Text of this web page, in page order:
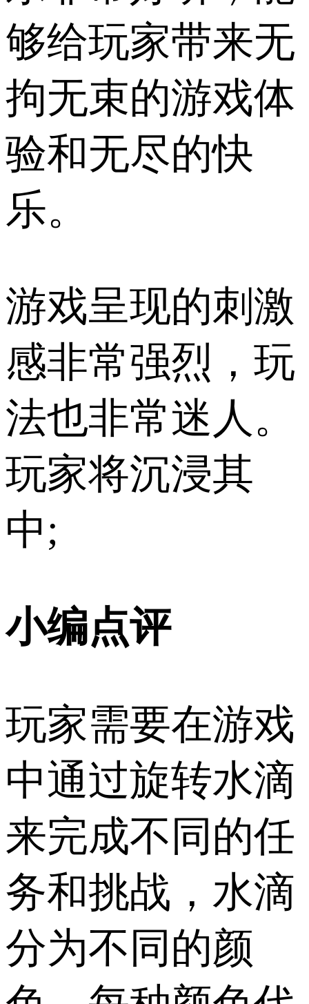
够给玩家带来无
拘无束的游戏体
验和无尽的快
乐。
游戏呈现的刺激
感非常强烈，玩
法也非常迷人。
玩家将沉浸其
中;
小编点评
玩家需要在游戏
中通过旋转水滴
来完成不同的任
务和挑战，水滴
分为不同的颜